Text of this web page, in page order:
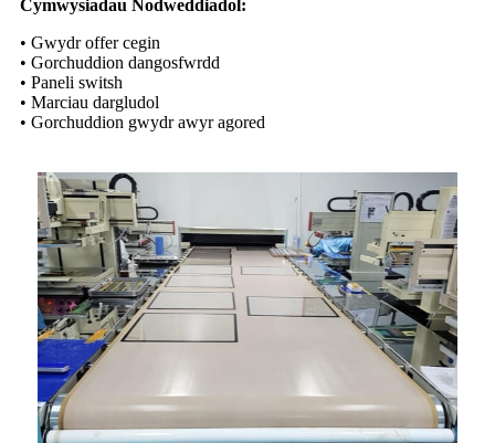
Cymwysiadau Nodweddiadol:
• Gwydr offer cegin
• Gorchuddion dangosfwrdd
• Paneli switsh
• Marciau dargludol
• Gorchuddion gwydr awyr agored